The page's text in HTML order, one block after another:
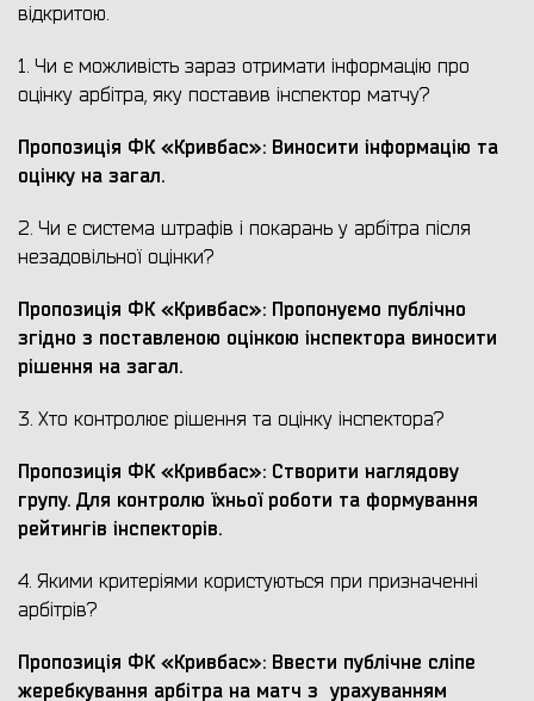
відкритою.
1. Чи є можливість зараз отримати інформацію про
оцінку арбітра, яку поставив інспектор матчу?
Пропозиція ФК «Кривбас»: Виносити інформацію та
оцінку на загал.
2. Чи є система штрафів і покарань у арбітра після
незадовільної оцінки?
Пропозиція ФК «Кривбас»: Пропонуємо публічно
згідно з поставленою оцінкою інспектора виносити
рішення на загал.
3. Хто контролює рішення та оцінку інспектора?
Пропозиція ФК «Кривбас»: Створити наглядову
групу. Для контролю їхньої роботи та формування
рейтингів інспекторів.
4. Якими критеріями користуються при призначенні
арбітрів?
Пропозиція ФК «Кривбас»: Ввести публічне сліпе
жеребкування арбітра на матч з урахуванням